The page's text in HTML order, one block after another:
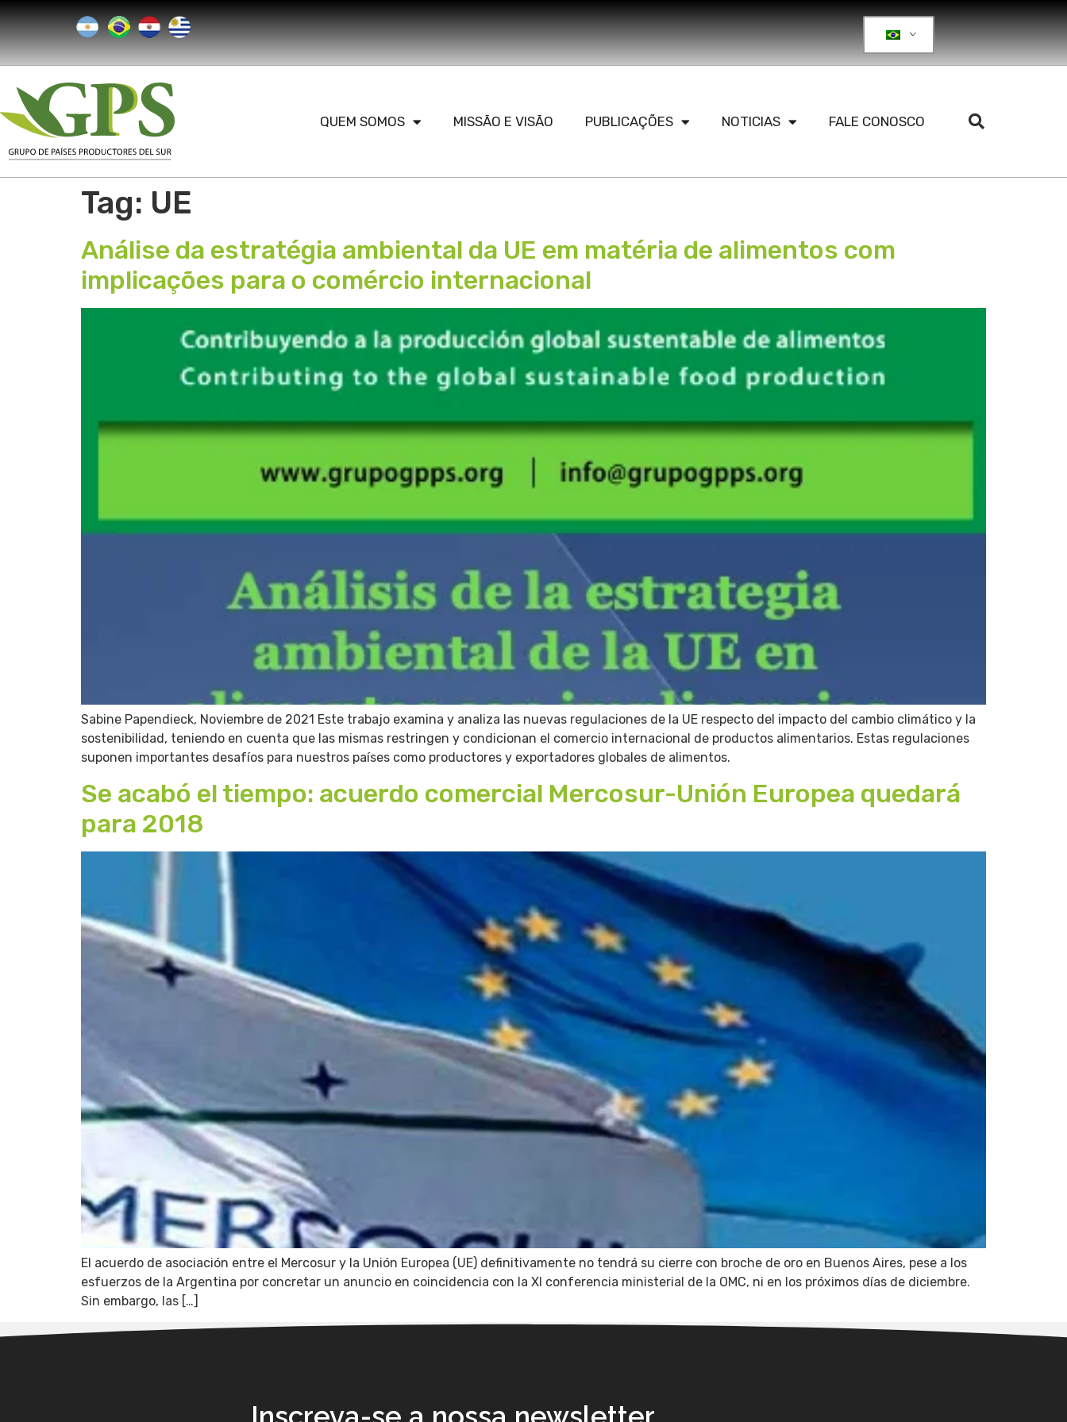
QUEM SOMOS MISSÃO E VISÃO PUBLICAÇÕES NOTICIAS FALE CONOSCO
Tag: UE
Análise da estratégia ambiental da UE em matéria de alimentos com
implicações para o comércio internacional
Sabine Papendieck, Noviembre de 2021 Este trabajo examina y analiza las nuevas regulaciones de la UE respecto del impacto del cambio climático y la
sostenibilidad, teniendo en cuenta que las mismas restringen y condicionan el comercio internacional de productos alimentarios. Estas regulaciones
suponen importantes desafíos para nuestros países como productores y exportadores globales de alimentos.
Se acabó el tiempo: acuerdo comercial Mercosur-Unión Europea quedará
para 2018
El acuerdo de asociación entre el Mercosur y la Unión Europea (UE) definitivamente no tendrá su cierre con broche de oro en Buenos Aires, pese a los
esfuerzos de la Argentina por concretar un anuncio en coincidencia con la XI conferencia ministerial de la OMC, ni en los próximos días de diciembre.
Sin embargo, las […]